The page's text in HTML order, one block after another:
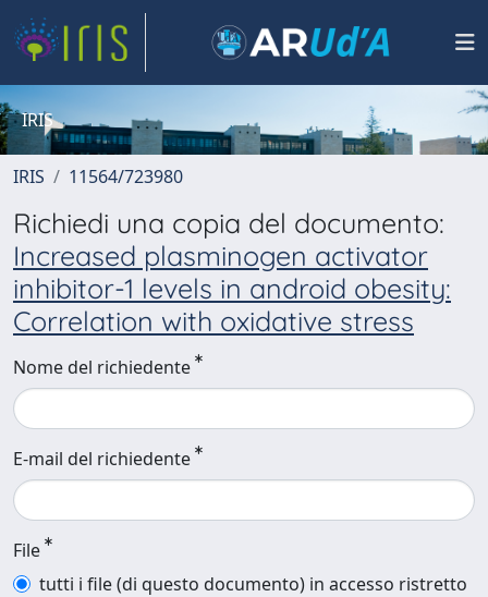
IRIS
IRIS 11564/723980
Richiedi una copia del documento:
Increased plasminogen activator
inhibitor-1 levels in android obesity:
Correlation with oxidative stress
Nome del richiedente
E-mail del richiedente
File
tutti i file (di questo documento) in accesso ristretto